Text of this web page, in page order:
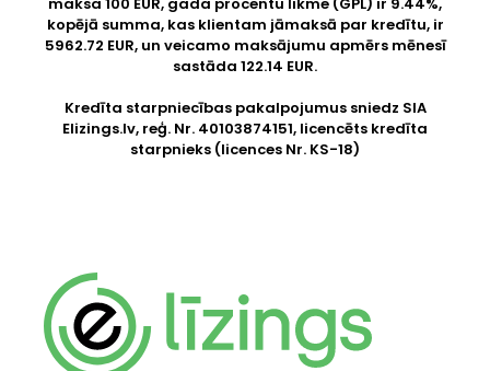
kopējā summa, kas klientam jāmaksā par kredītu, ir
5962.72 EUR, un veicamo maksājumu apmērs mēnesī
sastāda 122.14 EUR.
Kredīta starpniecības pakalpojumus sniedz SIA
Elizings.lv, reģ. Nr. 40103874151, licencēts kredīta
starpnieks (licences Nr. KS-18)